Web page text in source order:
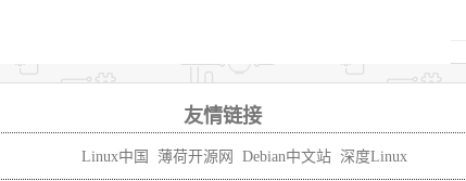
友情链接
Linux中国 薄荷开源网 Debian中文站 深度Linux